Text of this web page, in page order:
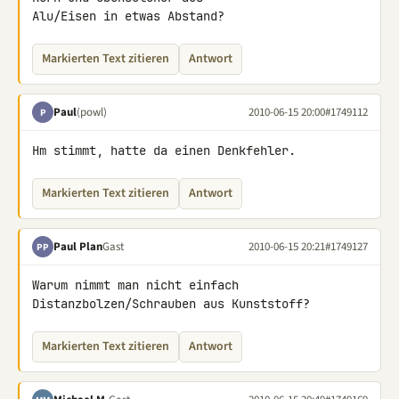
Alu/Eisen in etwas Abstand?
Markierten Text zitieren Antwort
P Paul(powl) 2010-06-15 20:00#1749112
Hm stimmt, hatte da einen Denkfehler.
Markierten Text zitieren Antwort
PP Paul PlanGast 2010-06-15 20:21#1749127
Warum nimmt man nicht einfach
Distanzbolzen/Schrauben aus Kunststoff?
Markierten Text zitieren Antwort